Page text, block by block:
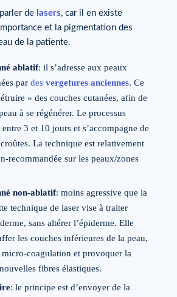
de lasers, car il en existe
et la pigmentation des
de la patiente.
ablatif: il s’adresse aux peaux
par des vergetures anciennes. Ce
» des couches cutanées, afin de
à se régénérer. Le processus
3 et 10 jours et s’accompagne de
La technique est relativement
recommandée sur les peaux/zones
non-ablatif: moins agressive que la
technique de laser vise à traiter
sans altérer l’épiderme. Elle
les couches inférieures de la peau,
coagulation et provoquer la
fibres élastiques.
: le principe est d’envoyer de la